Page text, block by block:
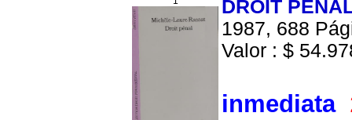
DROIT
1987, 688
Valor : $
inmediata